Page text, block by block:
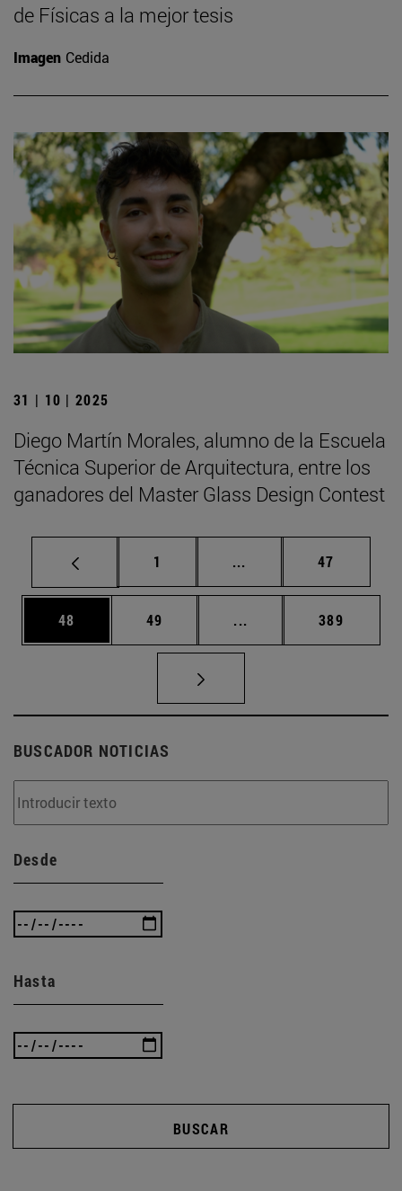
de Físicas a la mejor tesis
Imagen Cedida
31 | 10 | 2025
Diego Martín Morales, alumno de la Escuela
Técnica Superior de Arquitectura, entre los
ganadores del Master Glass Design Contest
Página
1 ... Páginas intermedias
Página
47
Página
48 Página
49 ... Páginas intermedias
Página
389
BUSCADOR NOTICIAS
Desde
Hasta
BUSCAR